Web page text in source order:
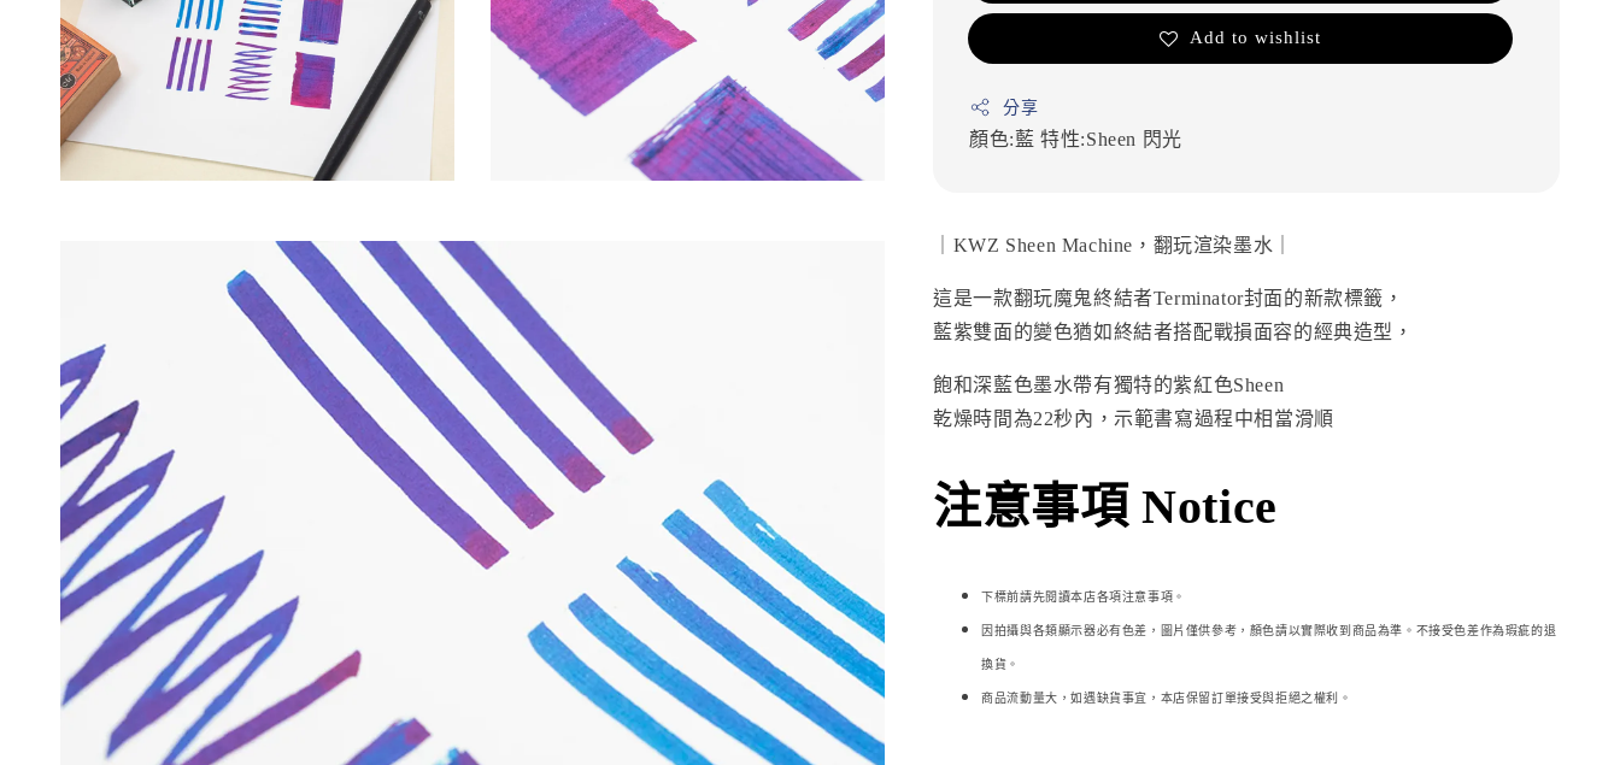
Add to wishlist
分享
顏色:藍特性:Sheen 閃光
｜KWZ Sheen Machine，翻玩渲染墨水｜
這是一款翻玩魔鬼終結者Terminator封面的新款標籤，
藍紫雙面的變色猶如終結者搭配戰損面容的經典造型，
飽和深藍色墨水帶有獨特的紫紅色Sheen
乾燥時間為22秒內，示範書寫過程中相當滑順
注意事項 Notice
下標前請先閱讀本店各項注意事項。
因拍攝與各類顯示器必有色差，圖片僅供參考，顏色請以實際收到商品為準。不接受色差作為瑕疵的退
換貨。
商品流動量大，如遇缺貨事宜，本店保留訂單接受與拒絕之權利。